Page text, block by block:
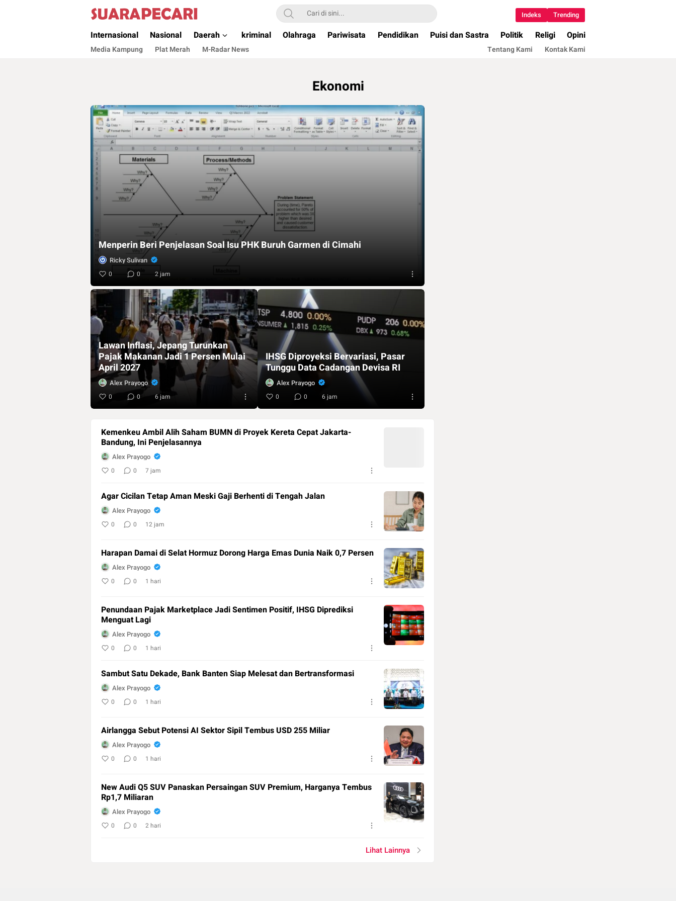
Suara Pecari
Suara Pencerahan Anak Negeri ( Berita Aktual & Terpercaya )
Indeks Trending
Internasional Nasional Daerah kriminal Olahraga Pariwisata Pendidikan Puisi dan Sastra Politik Religi Opini
Media Kampung Plat Merah M-Radar News Tentang Kami Kontak Kami
Ekonomi
Menperin Beri Penjelasan Soal Isu PHK Buruh Garmen di Cimahi
Ricky Sulivan
0 0 2 jam
Lawan Inflasi, Jepang Turunkan
Pajak Makanan Jadi 1 Persen Mulai
April 2027
Alex Prayogo
0 0 6 jam
IHSG Diproyeksi Bervariasi, Pasar
Tunggu Data Cadangan Devisa RI
Alex Prayogo
0 0 6 jam
Kemenkeu Ambil Alih Saham BUMN di Proyek Kereta Cepat Jakarta-
Bandung, Ini Penjelasannya
Alex Prayogo
0 0 7 jam
Agar Cicilan Tetap Aman Meski Gaji Berhenti di Tengah Jalan
Alex Prayogo
0 0 12 jam
Harapan Damai di Selat Hormuz Dorong Harga Emas Dunia Naik 0,7 Persen
Alex Prayogo
0 0 1 hari
Penundaan Pajak Marketplace Jadi Sentimen Positif, IHSG Diprediksi
Menguat Lagi
Alex Prayogo
0 0 1 hari
Sambut Satu Dekade, Bank Banten Siap Melesat dan Bertransformasi
Alex Prayogo
0 0 1 hari
Airlangga Sebut Potensi AI Sektor Sipil Tembus USD 255 Miliar
Alex Prayogo
0 0 1 hari
New Audi Q5 SUV Panaskan Persaingan SUV Premium, Harganya Tembus
Rp1,7 Miliaran
Alex Prayogo
0 0 2 hari
Lihat Lainnya